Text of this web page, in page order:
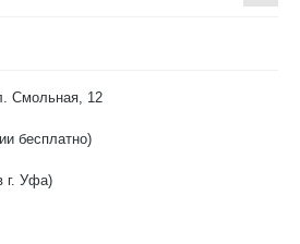
Смольная, 12
бесплатно)
г. Уфа)